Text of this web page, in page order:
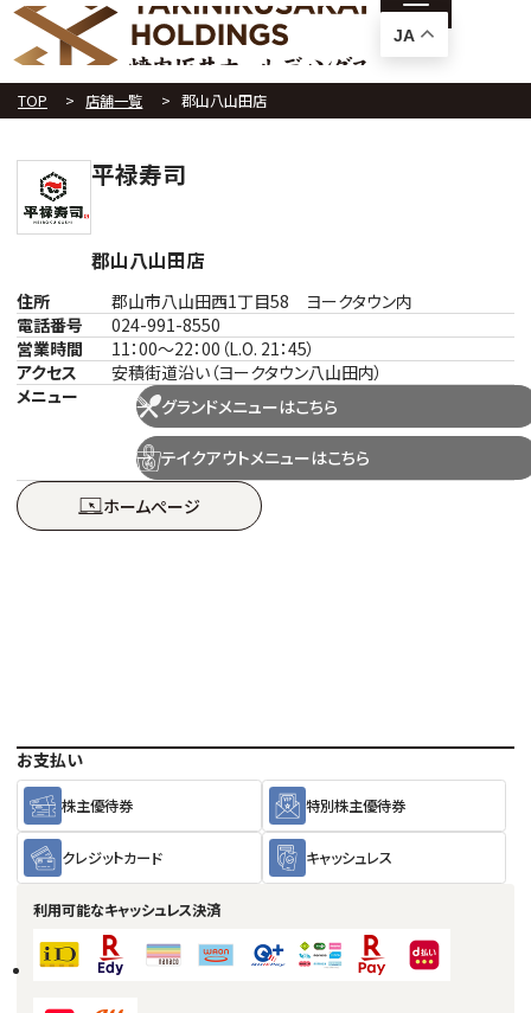
TOP 店舗一覧 郡山八山田店
平禄寿司
郡山八山田店
住所
郡山市八山田西1丁目58 ヨークタウン内
電話番号
024-991-8550
営業時間
11：00～22：00（L.O. 21：45）
アクセス
安積街道沿い（ヨークタウン八山田内）
メニュー
グランドメニューはこちら
テイクアウトメニューはこちら
ホームぺージ
お支払い
株主優待券 特別株主優待券
クレジットカード キャッシュレス
利用可能なキャッシュレス決済
JA